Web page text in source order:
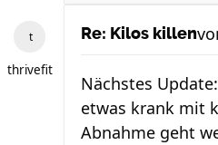
thrivefit
Re: Kilos killen
Nächstes
etwas krank mit
Abnahme geht